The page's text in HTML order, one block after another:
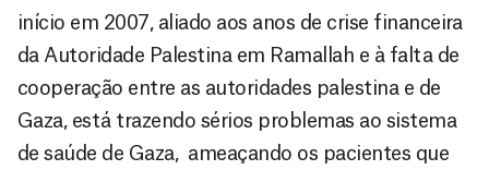
início em 2007, aliado aos anos de crise financeira
da Autoridade Palestina em Ramallah e à falta de
cooperação entre as autoridades palestina e de
Gaza, está trazendo sérios problemas ao sistema
de saúde de Gaza, ameaçando os pacientes que